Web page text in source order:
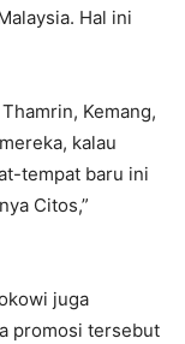
Hal ini
Kemang,
kalau
tempat baru ini
Citos,”
juga
promosi tersebut